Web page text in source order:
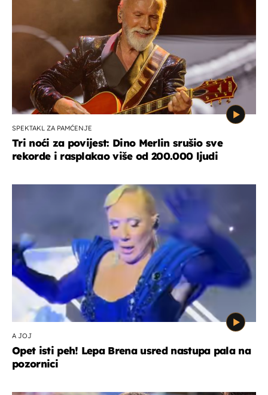
SPEKTAKL ZA PAMĆENJE
Tri noći za povijest: Dino Merlin srušio sve
rekorde i rasplakao više od 200.000 ljudi
A JOJ
Opet isti peh! Lepa Brena usred nastupa pala na
pozornici